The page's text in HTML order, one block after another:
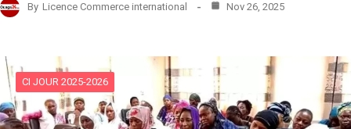
By Licence Commerce international Nov 26, 2025
CI JOUR 2025-2026